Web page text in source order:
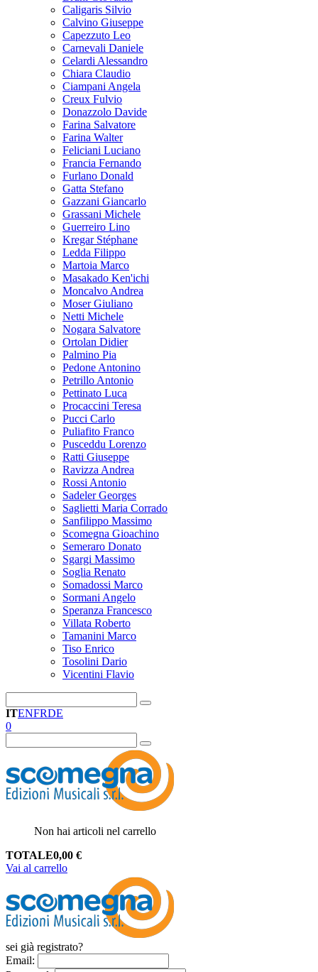
Caligaris Silvio
Calvino Giuseppe
Capezzuto Leo
Carnevali Daniele
Celardi Alessandro
Chiara Claudio
Ciampani Angela
Creux Fulvio
Donazzolo Davide
Farina Salvatore
Farina Walter
Feliciani Luciano
Francia Fernando
Furlano Donald
Gatta Stefano
Gazzani Giancarlo
Grassani Michele
Guerreiro Lino
Kregar Stéphane
Ledda Filippo
Martoia Marco
Masakado Ken'ichi
Moncalvo Andrea
Moser Giuliano
Netti Michele
Nogara Salvatore
Ortolan Didier
Palmino Pia
Pedone Antonino
Petrillo Antonio
Pettinato Luca
Procaccini Teresa
Pucci Carlo
Puliafito Franco
Pusceddu Lorenzo
Ratti Giuseppe
Ravizza Andrea
Rossi Antonio
Sadeler Georges
Saglietti Maria Corrado
Sanfilippo Massimo
Scomegna Gioachino
Semeraro Donato
Sgargi Massimo
Soglia Renato
Somadossi Marco
Sormani Angelo
Speranza Francesco
Villata Roberto
Tamanini Marco
Tiso Enrico
Tosolini Dario
Vicentini Flavio
ITENFRDE
0
Non hai articoli nel carrello
TOTALE0,00 €
Vai al carrello
sei già registrato?
Email: